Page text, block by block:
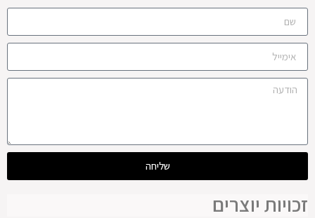
שליחה
זכויות יוצרים